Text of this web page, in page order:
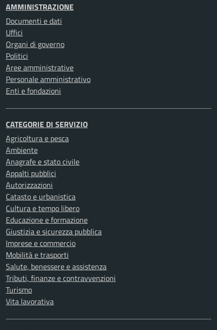
AMMINISTRAZIONE
Documenti e dati
Uffici
Organi di governo
Politici
Aree amministrative
Personale amministrativo
Enti e fondazioni
CATEGORIE DI SERVIZIO
Agricoltura e pesca
Ambiente
Anagrafe e stato civile
Appalti pubblici
Autorizzazioni
Catasto e urbanistica
Cultura e tempo libero
Educazione e formazione
Giustizia e sicurezza pubblica
Imprese e commercio
Mobilità e trasporti
Salute, benessere e assistenza
Tributi, finanze e contravvenzioni
Turismo
Vita lavorativa